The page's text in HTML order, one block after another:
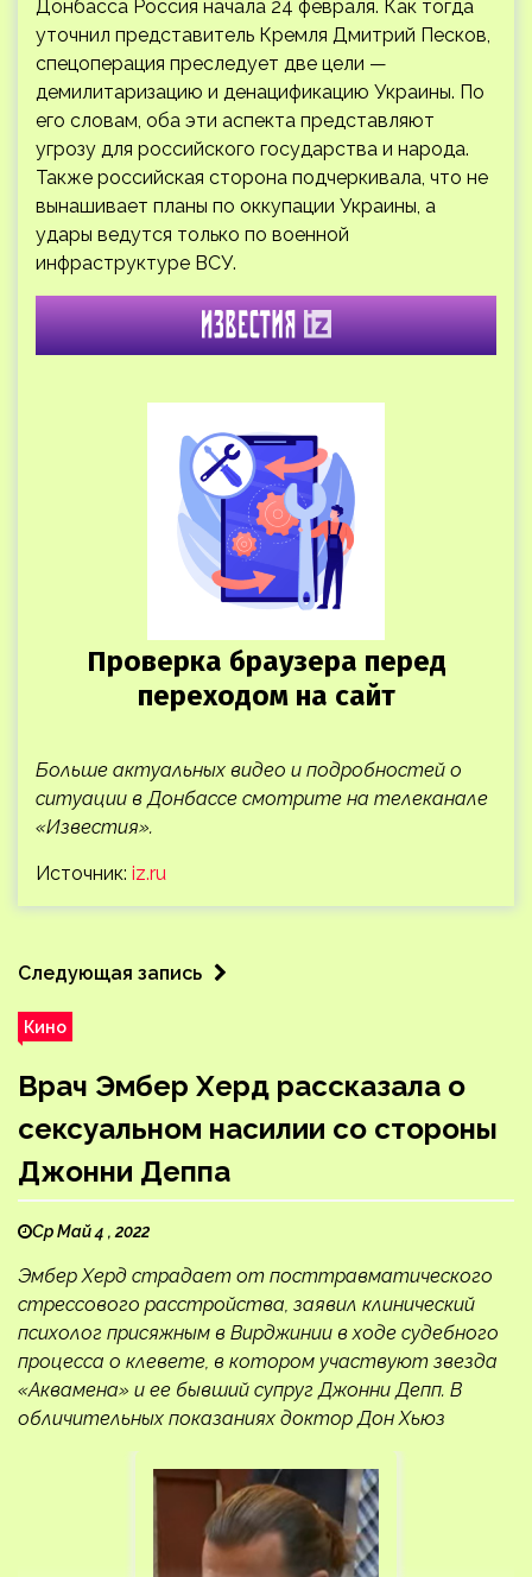
Донбасса Россия начала 24 февраля. Как тогда
уточнил представитель Кремля Дмитрий Песков,
спецоперация преследует две цели —
демилитаризацию и денацификацию Украины. По
его словам, оба эти аспекта представляют
угрозу для российского государства и народа.
Также российская сторона подчеркивала, что не
вынашивает планы по оккупации Украины, а
удары ведутся только по военной
инфраструктуре ВСУ.
Больше актуальных видео и подробностей о
ситуации в Донбассе смотрите на телеканале
«Известия».
Источник: iz.ru
Следующая запись
Кино
Врач Эмбер Херд рассказала о
сексуальном насилии со стороны
Джонни Деппа
Ср Май 4 , 2022
Эмбер Херд страдает от посттравматического
стрессового расстройства, заявил клинический
психолог присяжным в Вирджинии в ходе судебного
процесса о клевете, в котором участвуют звезда
«Аквамена» и ее бывший супруг Джонни Депп. В
обличительных показаниях доктор Дон Хьюз